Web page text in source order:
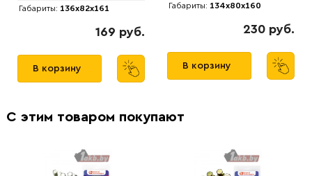
Габариты: 136x82x161
169 руб.
В корзину
Габариты: 134x80x160
230 руб.
В корзину
С этим товаром покупают